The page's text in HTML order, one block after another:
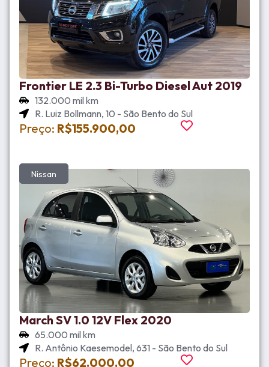
Frontier LE 2.3 Bi-Turbo Diesel Aut 2019
132.000 mil km
R. Luiz Bollmann, 10 - São Bento do Sul
Preço: R$155.900,00
Nissan
March SV 1.0 12V Flex 2020
65.000 mil km
R. Antônio Kaesemodel, 631 - São Bento do Sul
Preço: R$62.000,00